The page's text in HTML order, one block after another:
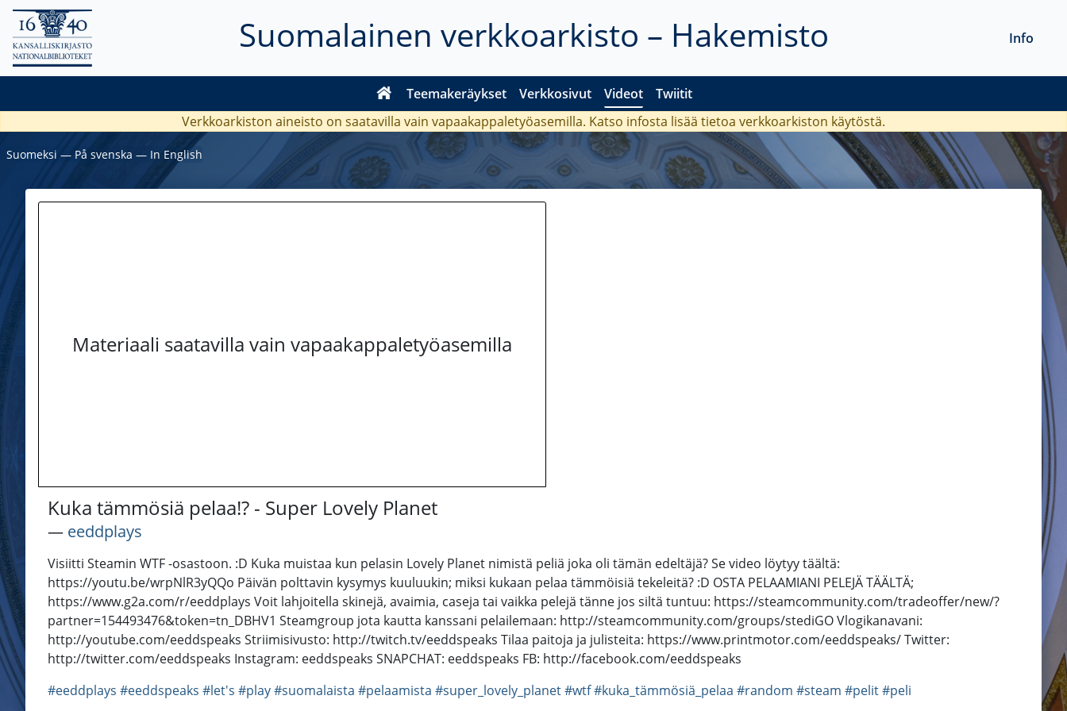
Suomalainen verkkoarkisto – Hakemisto
Teemakeräykset Verkkosivut Videot Twiitit
Info
Verkkoarkiston aineisto on saatavilla vain vapaakappaletyöasemilla. Katso infosta lisää tietoa verkkoarkiston käytöstä.
Suomeksi ― På svenska ― In English
Materiaali saatavilla vain vapaakappaletyöasemilla
Kuka tämmösiä pelaa!? - Super Lovely Planet
― eeddplays
Visiitti Steamin WTF -osastoon. :D Kuka muistaa kun pelasin Lovely Planet nimistä peliä joka oli tämän edeltäjä? Se video löytyy täältä:
https://youtu.be/wrpNlR3yQQo Päivän polttavin kysymys kuuluukin; miksi kukaan pelaa tämmöisiä tekeleitä? :D OSTA PELAAMIANI PELEJÄ TÄÄLTÄ;
https://www.g2a.com/r/eeddplays Voit lahjoitella skinejä, avaimia, caseja tai vaikka pelejä tänne jos siltä tuntuu: https://steamcommunity.com/tradeoffer/new/?
partner=154493476&token=tn_DBHV1 Steamgroup jota kautta kanssani pelailemaan: http://steamcommunity.com/groups/stediGO Vlogikanavani:
http://youtube.com/eeddspeaks Striimisivusto: http://twitch.tv/eeddspeaks Tilaa paitoja ja julisteita: https://www.printmotor.com/eeddspeaks/ Twitter:
http://twitter.com/eeddspeaks Instagram: eeddspeaks SNAPCHAT: eeddspeaks FB: http://facebook.com/eeddspeaks
#eeddplays #eeddspeaks #let's #play#suomalaista #pelaamista #super_lovely_planet#wtf#kuka_tämmösiä_pelaa #random #steam #pelit#peli